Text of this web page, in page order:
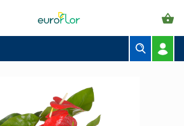
ЦВЕТЫ В ПАЧКАХ
КАТАЛОГ
КОМНАТНЫЕ РАСТЕНИЯ